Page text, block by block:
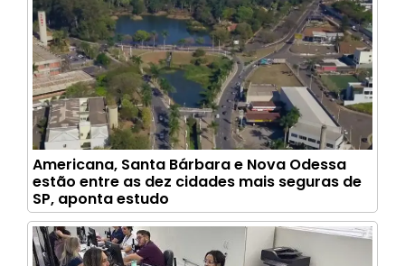
Americana, Santa Bárbara e Nova Odessa
estão entre as dez cidades mais seguras de
SP, aponta estudo